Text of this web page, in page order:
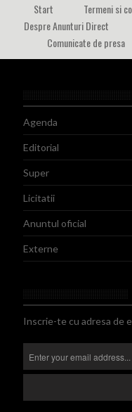
Start Termeni si
Despre Anunturi Direct
Comunicate de presa
Agenda
Editorial
Super
Licitatii
Anuntul oficial
Externe
Inscrie-te cu adresa de